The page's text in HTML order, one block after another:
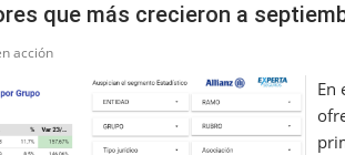
que más crecieron a
acción
En